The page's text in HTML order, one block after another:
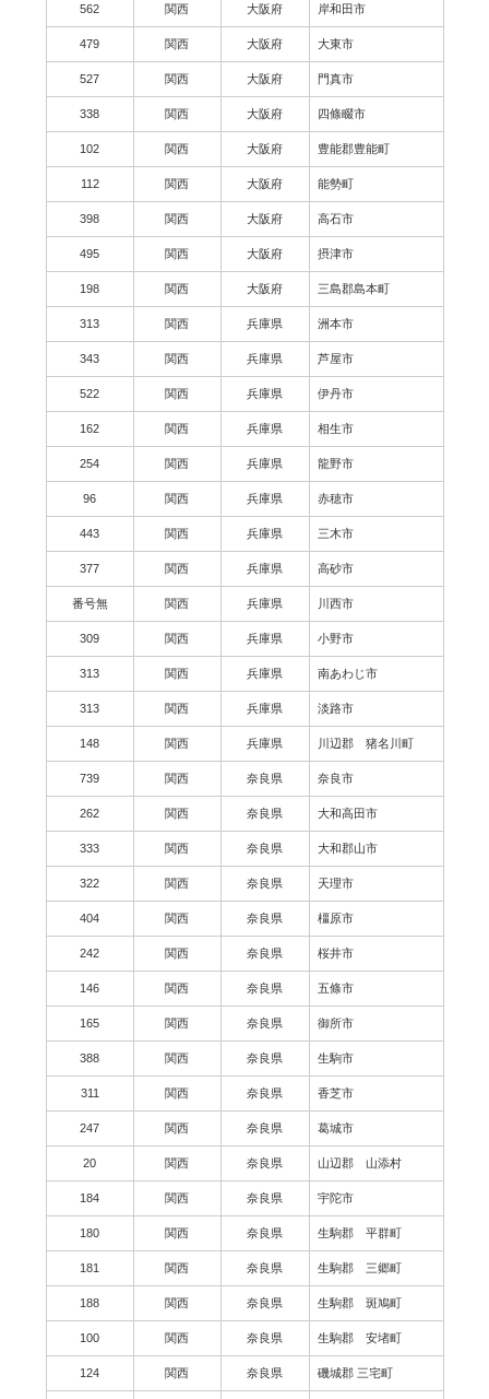
562 関西 大阪府 岸和田市
479 関西 大阪府 大東市
527 関西 大阪府 門真市
338 関西 大阪府 四條畷市
102 関西 大阪府 豊能郡豊能町
112 関西 大阪府 能勢町
398 関西 大阪府 高石市
495 関西 大阪府 摂津市
198 関西 大阪府 三島郡島本町
313 関西 兵庫県 洲本市
343 関西 兵庫県 芦屋市
522 関西 兵庫県 伊丹市
162 関西 兵庫県 相生市
254 関西 兵庫県 龍野市
96 関西 兵庫県 赤穂市
443 関西 兵庫県 三木市
377 関西 兵庫県 高砂市
番号無 関西 兵庫県 川西市
309 関西 兵庫県 小野市
313 関西 兵庫県 南あわじ市
313 関西 兵庫県 淡路市
148 関西 兵庫県 川辺郡 猪名川町
739 関西 奈良県 奈良市
262 関西 奈良県 大和高田市
333 関西 奈良県 大和郡山市
322 関西 奈良県 天理市
404 関西 奈良県 橿原市
242 関西 奈良県 桜井市
146 関西 奈良県 五條市
165 関西 奈良県 御所市
388 関西 奈良県 生駒市
311 関西 奈良県 香芝市
247 関西 奈良県 葛城市
20 関西 奈良県 山辺郡 山添村
184 関西 奈良県 宇陀市
180 関西 奈良県 生駒郡 平群町
181 関西 奈良県 生駒郡 三郷町
188 関西 奈良県 生駒郡 斑鳩町
100 関西 奈良県 生駒郡 安堵町
124 関西 奈良県 磯城郡 三宅町